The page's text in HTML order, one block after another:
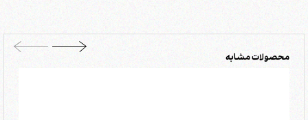
محصولات مشابه